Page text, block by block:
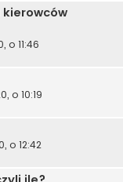
o 11:46
o 10:19
o 12:42